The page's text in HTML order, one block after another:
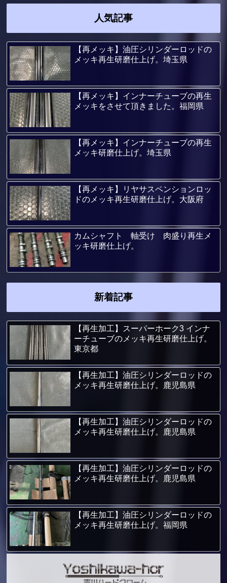
人気記事
【再メッキ】油圧シリンダーロッドの
メッキ再生研磨仕上げ。埼玉県
【再メッキ】インナーチューブの再生
メッキをさせて頂きました。福岡県
【再メッキ】インナーチューブの再生
メッキ研磨仕上げ。埼玉県
【再メッキ】リヤサスペンションロッ
ドのメッキ再生研磨仕上げ。大阪府
カムシャフト 軸受け 肉盛り再生メ
ッキ研磨仕上げ。
新着記事
【再生加工】スーパーホーク3 インナ
ーチューブのメッキ再生研磨仕上げ。
東京都
【再生加工】油圧シリンダーロッドの
メッキ再生研磨仕上げ。鹿児島県
【再生加工】油圧シリンダーロッドの
メッキ再生研磨仕上げ。鹿児島県
【再生加工】油圧シリンダーロッドの
メッキ再生研磨仕上げ。鹿児島県
【再生加工】油圧シリンダーロッドの
メッキ再生研磨仕上げ。福岡県